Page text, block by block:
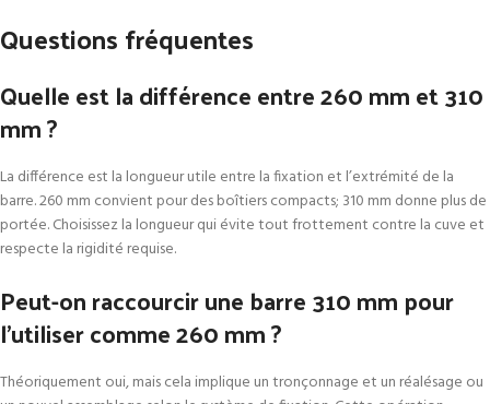
Questions fréquentes
Quelle est la différence entre 260 mm et 310
mm ?
La différence est la longueur utile entre la fixation et l’extrémité de la
barre. 260 mm convient pour des boîtiers compacts; 310 mm donne plus de
portée. Choisissez la longueur qui évite tout frottement contre la cuve et
respecte la rigidité requise.
Peut-on raccourcir une barre 310 mm pour
l’utiliser comme 260 mm ?
Théoriquement oui, mais cela implique un tronçonnage et un réalésage ou